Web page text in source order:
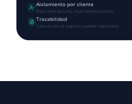
Aislamiento por cliente
Row Level Security, multi-tenant estricto
Trazabilidad
Cada acción se registra y puede exportarse